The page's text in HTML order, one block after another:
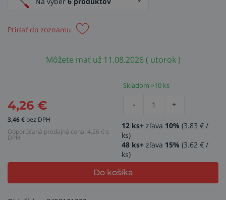
Pridať do zoznamu
Môžete mať už 11.08.2026 ( utorok )
4,26 €
3,46€ bez DPH
Odporúčaná predajná cena: 4,26 € s
DPH
Skladom >10 ks
- +
Do košíka
12 ks+zľava 10%(3.83 € /
ks)
48 ks+zľava 15%(3.62 € /
ks)